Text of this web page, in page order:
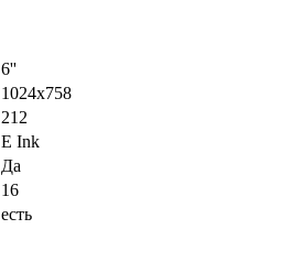
6''
1024x758
212
E Ink
Да
16
есть